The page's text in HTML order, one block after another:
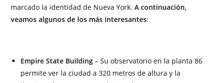
marcado la identidad de Nueva York.A continuación,
veamos algunos de los más interesantes:
Empire State Building – Su observatorio en la planta 86
permite ver la ciudad a 320 metros de altura y la